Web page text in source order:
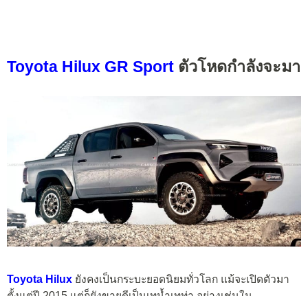
Toyota Hilux GR Sport ตัวโหดกำลังจะมา
Toyota Hilux ยังคงเป็นกระบะยอดนิยมทั่วโลก แม้จะเปิดตัวมา